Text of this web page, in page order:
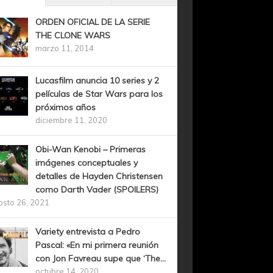
ORDEN OFICIAL DE LA SERIE
THE CLONE WARS
marzo 11, 2014
Lucasfilm anuncia 10 series y 2
películas de Star Wars para los
próximos años
diciembre 11, 2020
Obi-Wan Kenobi – Primeras
imágenes conceptuales y
detalles de Hayden Christensen
como Darth Vader (SPOILERS)
26, 2021
Variety entrevista a Pedro
Pascal: «En mi primera reunión
con Jon Favreau supe que ‘The...